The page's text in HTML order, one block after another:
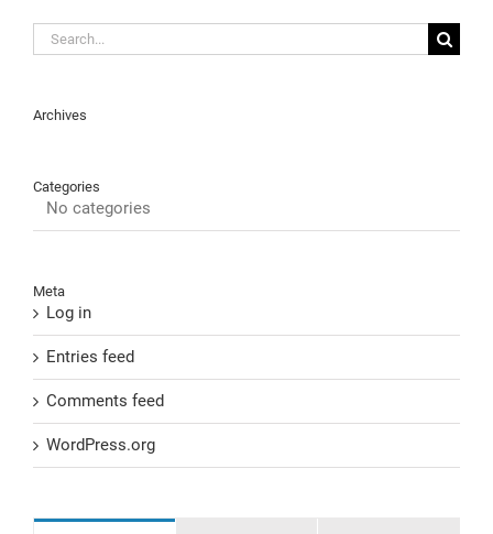
Search
for:
Archives
Categories
No categories
Meta
Log in
Entries feed
Comments feed
WordPress.org